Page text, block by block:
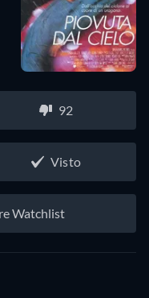
92
Visto
Watchlist